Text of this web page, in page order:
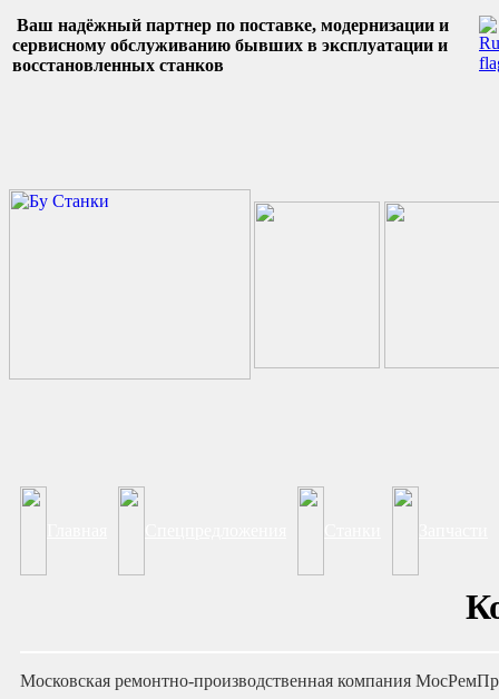
Ваш надёжный партнер по поставке, модернизации и
сервисному обслуживанию бывших в эксплуатации и
восстановленных станков
Московская ремонтно-производственная компания